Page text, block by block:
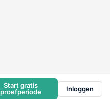
Start gratis
proefperiode
Inloggen